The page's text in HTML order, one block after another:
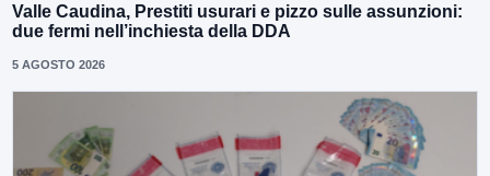
Valle Caudina, Prestiti usurari e pizzo sulle assunzioni:
due fermi nell’inchiesta della DDA
5 AGOSTO 2026